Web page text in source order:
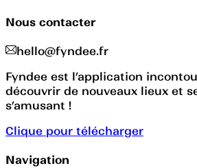
Nous contacter
hello@fyndee.fr
Fyndee est l’application
découvrir de nouveaux lieux et
s’amusant !
Clique pour télécharger
Navigation